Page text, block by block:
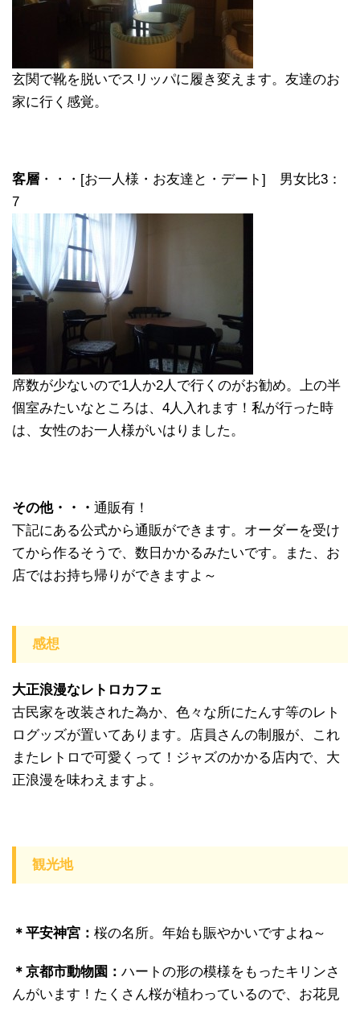
玄関で靴を脱いでスリッパに履き変えます。友達のお
家に行く感覚。
客層 ・・・[お一人様・お友達と・デート] 男女比3：
7
席数が少ないので1人か2人で行くのがお勧め。上の半
個室みたいなところは、4人入れます！私が行った時
は、女性のお一人様がいはりました。
その他・・・ 通販有！
下記にある公式から通販ができます。オーダーを受け
てから作るそうで、数日かかるみたいです。また、お
店ではお持ち帰りができますよ～
感想
大正浪漫なレトロカフェ
古民家を改装された為か、色々な所にたんす等のレト
ログッズが置いてあります。店員さんの制服が、これ
またレトロで可愛くって！ジャズのかかる店内で、大
正浪漫を味わえますよ。
観光地
＊平安神宮： 桜の名所。年始も賑やかいですよね～
＊京都市動物園： ハートの形の模様をもったキリンさ
んがいます！たくさん桜が植わっているので、お花見